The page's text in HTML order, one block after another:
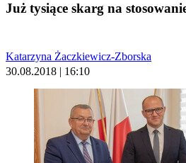
Już tysiące skarg na
Katarzyna Żaczkiewicz-Zborska
30.08.2018 | 16:10